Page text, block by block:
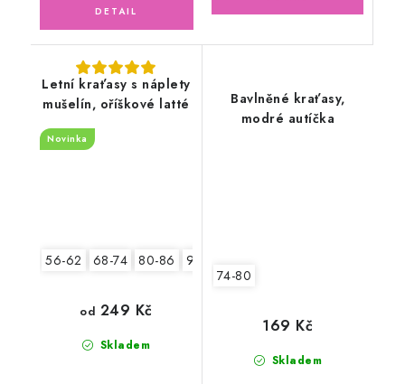
Letní kraťasy s náplety
mušelín, oříškové latté
Novinka
56-62 68-74 80-86 92-98
Skladem
od 249 Kč
Bavlněné kraťasy,
modré autíčka
74-80
Skladem
169 Kč